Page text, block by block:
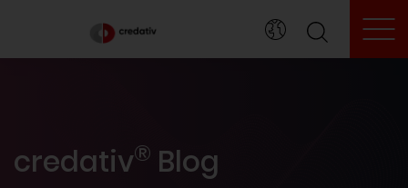
credativ® Blog
Veranstaltungen